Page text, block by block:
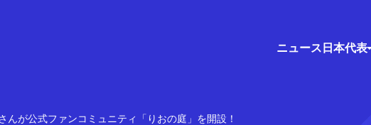
ニュース 日本代表
んが公式ファンコミュニティ「りおの庭」を開設！